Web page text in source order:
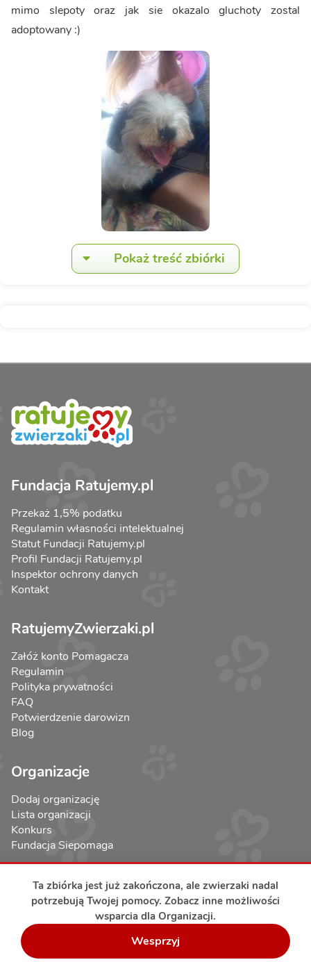
mimo slepoty oraz jak sie okazalo gluchoty zostal
adoptowany :)
Pokaż treść zbiórki
Ta zbiórka jest już zakończona, ale zwierzaki nadal
potrzebują Twojej pomocy. Zobacz inne możliwości
wsparcia dla Organizacji.
Wesprzyj
Fundacja Ratujemy.pl
Przekaż 1,5% podatku
Regulamin własności intelektualnej
Statut Fundacji Ratujemy.pl
Profil Fundacji Ratujemy.pl
Inspektor ochrony danych
Kontakt
RatujemyZwierzaki.pl
Załóż konto Pomagacza
Regulamin
Polityka prywatności
FAQ
Potwierdzenie darowizn
Blog
Organizacje
Dodaj organizację
Lista organizacji
Konkurs
Fundacja Siepomaga
Bezpieczeństwo transakcji
Copyright © 2017-2026 RatujemyZwierzaki.pl